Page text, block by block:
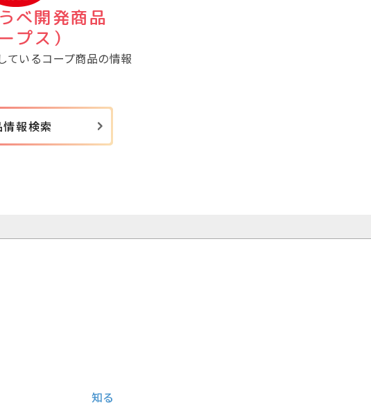
べ開発商品
プス）
ているコープ商品の情報
情報検索
知る